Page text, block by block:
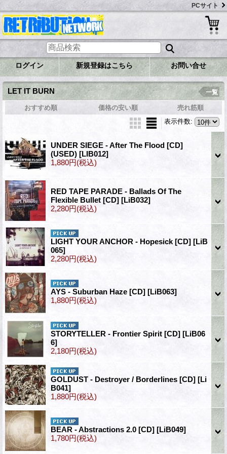
PCサイト
ログイン 新規登録はこちら お問い合せ
LET IT BURN 一覧
おすすめ順 価格の安い順
売れ筋順
表示件数:
UNDER SIEGE - After The Flood [CD]
(USED) [LIB012]
1,880円(税込)
RED TAPE PARADE - Ballads Of The
Flexible Bullet [CD] [LiB032]
2,280円(税込)
LIGHT YOUR ANCHOR - Hopesick [CD] [LiB
065]
2,280円(税込)
AYS - Suburban Haze [CD] [LiB063]
1,880円(税込)
STORYTELLER - Frontier Spirit [CD] [LiB06
6]
2,180円(税込)
GOLDUST - Destroyer / Borderlines [CD] [Li
B041]
1,880円(税込)
BEAR - Abstractions 2.0 [CD] [LiB049]
1,780円(税込)